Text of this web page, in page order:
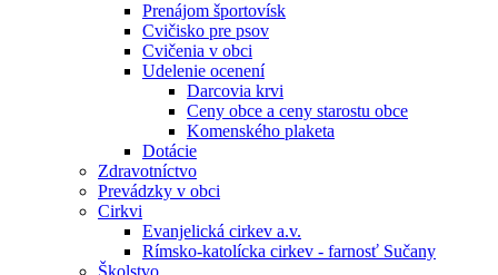
Prenájom športovísk
Cvičisko pre psov
Cvičenia v obci
Udelenie ocenení
Darcovia krvi
Ceny obce a ceny starostu obce
Komenského plaketa
Dotácie
Zdravotníctvo
Prevádzky v obci
Cirkvi
Evanjelická cirkev a.v.
Rímsko-katolícka cirkev - farnosť Sučany
Školstvo